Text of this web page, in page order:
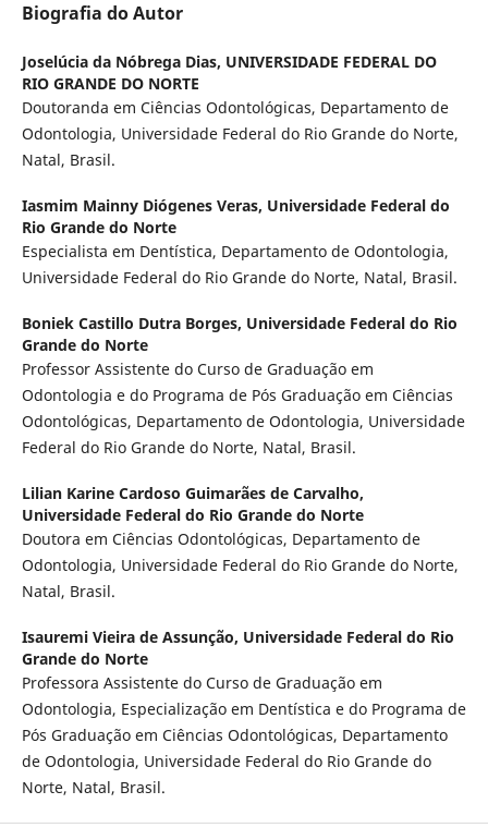
Biografia do Autor
Joselúcia da Nóbrega Dias, UNIVERSIDADE FEDERAL DO
RIO GRANDE DO NORTE
Doutoranda em Ciências Odontológicas, Departamento de
Odontologia, Universidade Federal do Rio Grande do Norte,
Natal, Brasil.
Iasmim Mainny Diógenes Veras, Universidade Federal do
Rio Grande do Norte
Especialista em Dentística, Departamento de Odontologia,
Universidade Federal do Rio Grande do Norte, Natal, Brasil.
Boniek Castillo Dutra Borges, Universidade Federal do Rio
Grande do Norte
Professor Assistente do Curso de Graduação em
Odontologia e do Programa de Pós Graduação em Ciências
Odontológicas, Departamento de Odontologia, Universidade
Federal do Rio Grande do Norte, Natal, Brasil.
Lilian Karine Cardoso Guimarães de Carvalho,
Universidade Federal do Rio Grande do Norte
Doutora em Ciências Odontológicas, Departamento de
Odontologia, Universidade Federal do Rio Grande do Norte,
Natal, Brasil.
Isauremi Vieira de Assunção, Universidade Federal do Rio
Grande do Norte
Professora Assistente do Curso de Graduação em
Odontologia, Especialização em Dentística e do Programa de
Pós Graduação em Ciências Odontológicas, Departamento
de Odontologia, Universidade Federal do Rio Grande do
Norte, Natal, Brasil.